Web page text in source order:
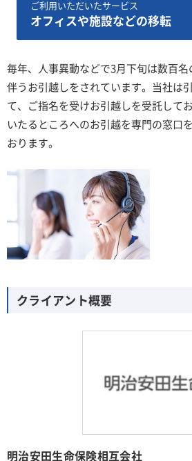
ご利用いただいたサービス
オフィスや施設などの移転
毎年、人事異動などで3月下旬は数百
伴うお引越しをされています。当社は
て、ご指名を受けお引越しを受託して
いたるところへのお引越を専門の窓口
おります。
クライアント概要
明治安田生命保険相互会社